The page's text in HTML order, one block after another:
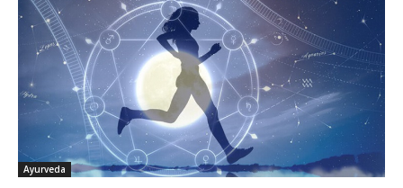
Ayurveda